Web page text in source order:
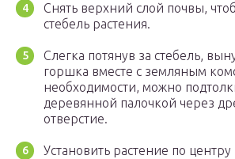
Снять верхний слой почвы,
стебель растения.
Слегка потянув за стебель,
горшка вместе с земляным
необходимости, можно
деревянной палочкой через
отверстие.
Установить растение по